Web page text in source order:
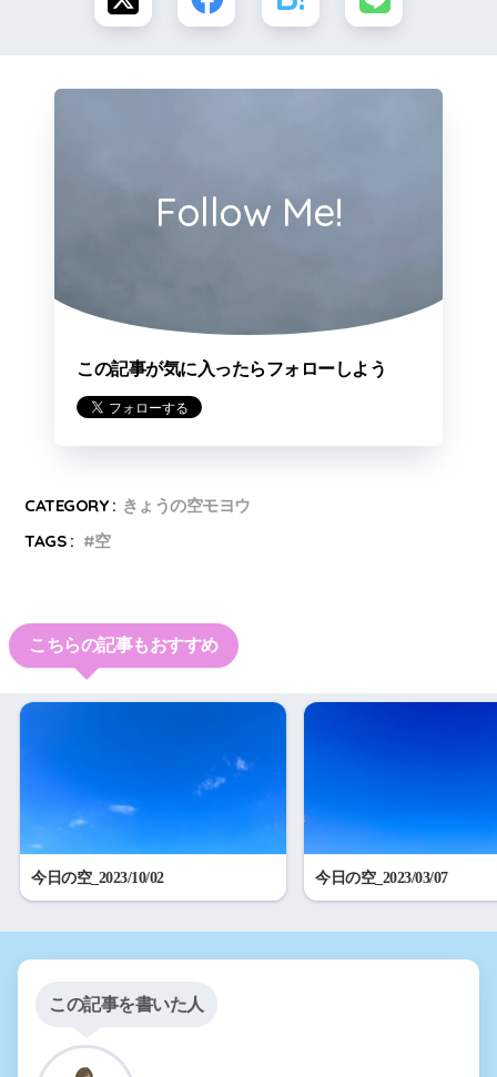
Follow Me!
この記事が気に入ったらフォローしよう
CATEGORY : きょうの空モヨウ
TAGS :
空
こちらの記事もおすすめ
今日の空_2023/10/02 今日の空_2023/03/07
この記事を書いた人